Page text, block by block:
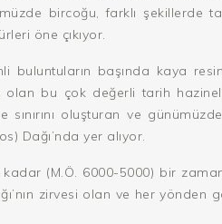
bircoğu, farklı
öne çıkıyor.
başında kaya
olan bu çok değerli tarih
oluşturan ve
Dağı’nda yer alıyor.
(M.Ö. 6000-5000) bir
zirvesi olan ve her yönden